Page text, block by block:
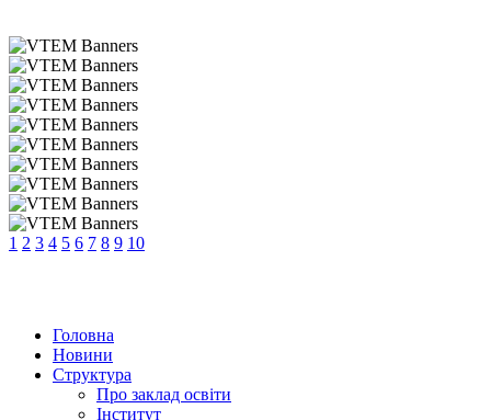
1 2 3 4 5 6 7 8 9 10
Головна
Новини
Структура
Про заклад освіти
Інститут